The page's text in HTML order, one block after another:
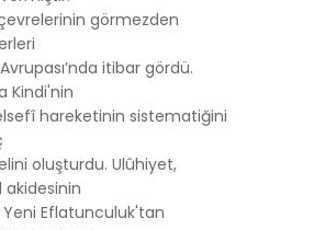
görmezden
itibar gördü.
Kindi'nin
hareketinin sistematiğini
oluşturdu. Ulûhiyet,
Yeni Eflatunculuk'tan